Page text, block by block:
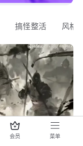
搞怪整活 风格
会员 菜单